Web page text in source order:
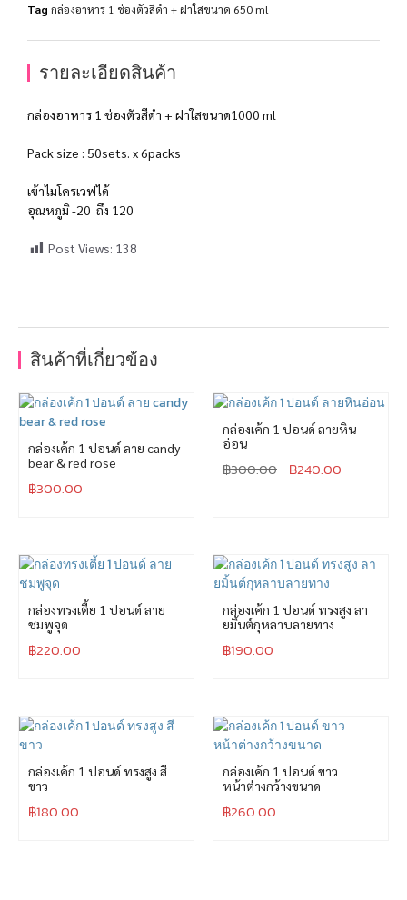
Tag กล่องอาหาร 1 ช่องตัวสีดำ + ฝาใสขนาด 650 ml
รายละเอียดสินค้า
กล่องอาหาร 1 ช่องตัวสีดำ + ฝาใสขนาด1000 ml
Pack size : 50sets. x 6packs
เข้าไมโครเวฟได้
อุณหภูมิ -20 ถึง 120
Post Views: 138
สินค้าที่เกี่ยวข้อง
กล่องเค้ก 1 ปอนด์ ลาย candy
bear & red rose
฿300.00
กล่องเค้ก 1 ปอนด์ ลายหิน
อ่อน
฿300.00 ฿240.00
กล่องทรงเตี้ย 1 ปอนด์ ลาย
ชมพูจุด
฿220.00
กล่องเค้ก 1 ปอนด์ ทรงสูง ลา
ยมิ้นต์กุหลาบลายทาง
฿190.00
กล่องเค้ก 1 ปอนด์ ทรงสูง สี
ขาว
฿180.00
กล่องเค้ก 1 ปอนด์ ขาว
หน้าต่างกว้างขนาด
฿260.00